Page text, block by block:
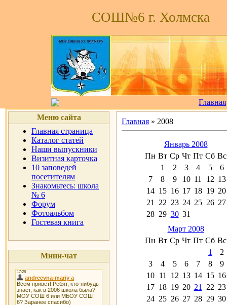
СОШ№6 г. Холмска
Главная
Меню сайта
Главная страница
Каталог статей
Наши выпускники
Визитная карточка
10 заповедей
посетителям
Знакомьтесь: школа
№ 6
Форум
Фотоальбом
Гостевая книга
Мини-чат
Главная » 2008
Январь 2008
Пн Вт Ср Чт Пт Сб Вс
1
2 3 4 5
6
7
8 9 10 11 12 13
14 15 16 17 18 19 20
21
22 23 24 25 26 27
28 29 30 31
Март 2008
Пн Вт Ср Чт Пт Сб Вс
1
2
3
4 5 6 7 8
9
10
11 12 13 14 15 16
17 18 19 20 21 22 23
24 25 26 27 28 29 30